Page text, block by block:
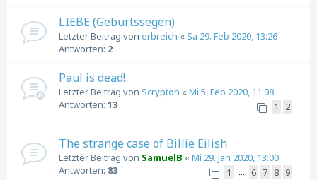
LIEBE (Geburtssegen)
Letzter Beitrag von erbreich «Sa 29. Feb 2020, 13:26
Antworten: 2
Paul is dead!
Letzter Beitrag von Scrypton «Mi 5. Feb 2020, 11:08
Antworten: 13 1 2
The strange case of Billie Eilish
Letzter Beitrag von SamuelB «Mi 29. Jan 2020, 13:00
Antworten: 83 1 … 6 7 8 9